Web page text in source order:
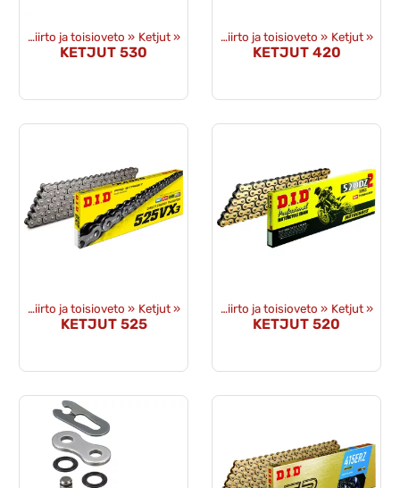
Voimansiirto ja toisioveto ‪» Ketjut ‪»
KETJUT 530
Tuotteet ‪» Varaosat ‪» Voimansiirto ja toisioveto ‪» Ketjut ‪»
KETJUT 420
Voimansiirto ja toisioveto ‪» Ketjut ‪»
KETJUT 525
Tuotteet ‪» Varaosat ‪» Voimansiirto ja toisioveto ‪» Ketjut ‪»
KETJUT 520